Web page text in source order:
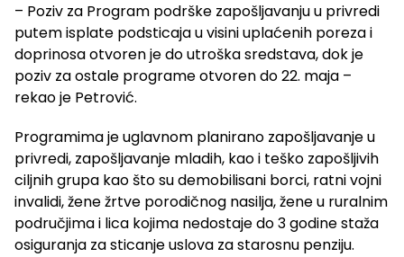
– Poziv za Program podrške zapošljavanju u privredi
putem isplate podsticaja u visini uplaćenih poreza i
doprinosa otvoren je do utroška sredstava, dok je
poziv za ostale programe otvoren do 22. maja –
rekao je Petrović.
Programima je uglavnom planirano zapošljavanje u
privredi, zapošljavanje mladih, kao i teško zapošljivih
ciljnih grupa kao što su demobilisani borci, ratni vojni
invalidi, žene žrtve porodičnog nasilja, žene u ruralnim
područjima i lica kojima nedostaje do 3 godine staža
osiguranja za sticanje uslova za starosnu penziju.